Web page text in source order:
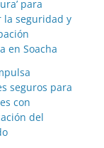
para
la seguridad y
en Soacha
seguros para
con
del